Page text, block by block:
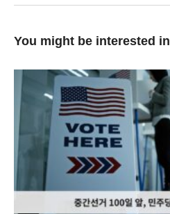
You might be interested in